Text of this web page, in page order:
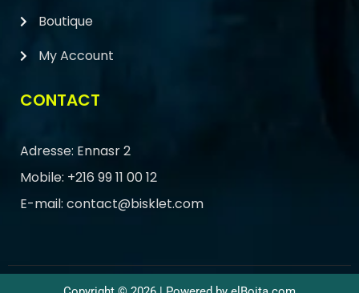
Boutique
My Account
CONTACT
Adresse: Ennasr 2
Mobile: +216 99 11 00 12
E-mail: contact@bisklet.com